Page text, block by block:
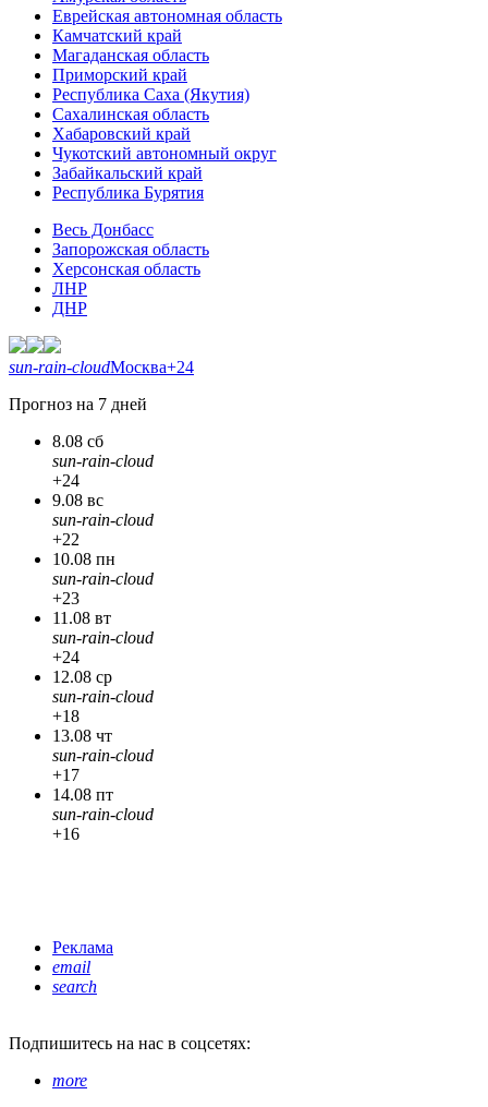
Еврейская автономная область
Камчатский край
Магаданская область
Приморский край
Республика Саха (Якутия)
Сахалинская область
Хабаровский край
Чукотский автономный округ
Забайкальский край
Республика Бурятия
Весь Донбасс
Запорожская область
Херсонская область
ЛНР
ДНР
sun-rain-cloudМосква+24
Прогноз на 7 дней
8.08 сб
sun-rain-cloud
+24
9.08 вс
sun-rain-cloud
+22
10.08 пн
sun-rain-cloud
+23
11.08 вт
sun-rain-cloud
+24
12.08 ср
sun-rain-cloud
+18
13.08 чт
sun-rain-cloud
+17
14.08 пт
sun-rain-cloud
+16
Реклама
email
search
Подпишитесь на нас в соцсетях:
more